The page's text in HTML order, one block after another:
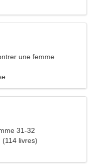
une femme
31-32
livres)